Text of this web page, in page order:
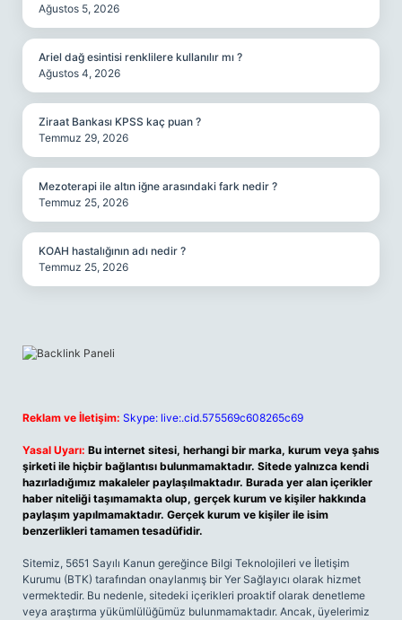
Ağustos 5, 2026
Ariel dağ esintisi renklilere kullanılır mı ?
Ağustos 4, 2026
Ziraat Bankası KPSS kaç puan ?
Temmuz 29, 2026
Mezoterapi ile altın iğne arasındaki fark nedir ?
Temmuz 25, 2026
KOAH hastalığının adı nedir ?
Temmuz 25, 2026
Reklam ve İletişim: Skype: live:.cid.575569c608265c69
Yasal Uyarı: Bu internet sitesi, herhangi bir marka, kurum veya şahıs
şirketi ile hiçbir bağlantısı bulunmamaktadır. Sitede yalnızca kendi
hazırladığımız makaleler paylaşılmaktadır. Burada yer alan içerikler
haber niteliği taşımamakta olup, gerçek kurum ve kişiler hakkında
paylaşım yapılmamaktadır. Gerçek kurum ve kişiler ile isim
benzerlikleri tamamen tesadüfidir.
Sitemiz, 5651 Sayılı Kanun gereğince Bilgi Teknolojileri ve İletişim
Kurumu (BTK) tarafından onaylanmış bir Yer Sağlayıcı olarak hizmet
vermektedir. Bu nedenle, sitedeki içerikleri proaktif olarak denetleme
veya araştırma yükümlülüğümüz bulunmamaktadır. Ancak, üyelerimiz